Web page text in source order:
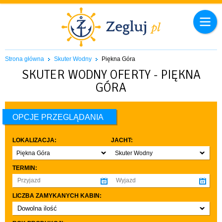
Strona główna Skuter Wodny Piękna Góra
SKUTER WODNY OFERTY - PIĘKNA
GÓRA
OPCJE PRZEGLĄDANIA
LOKALIZACJA:
Piękna Góra
JACHT:
Skuter Wodny
TERMIN:
LICZBA ZAMYKANYCH KABIN:
Dowolna ilość